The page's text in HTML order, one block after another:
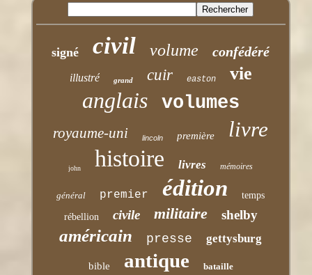
signé civil volume confédéré
illustré grand cuir easton vie
anglais volumes
royaume-uni lincoln première livre
john histoire livres mémoires
général premier édition temps
rébellion civile militaire shelby
américain presse gettysburg
bible antique bataille